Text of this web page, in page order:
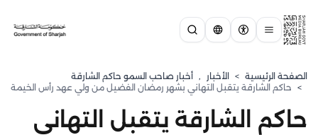
الصفحة الرئيسية > الأخبار , أخبار صاحب السمو حاكم الشارقة
> حاكم الشارقة يتقبل التهاني بشهر رمضان الفضيل من ولي عهد رأس الخيمة
حاكم الشارقة يتقبل التهاني